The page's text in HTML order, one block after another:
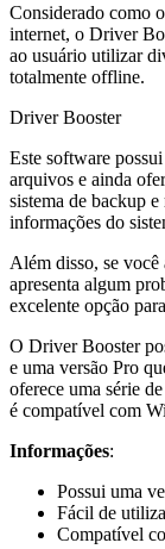
Considerado como
internet, o Driver
ao usuário utilizar
totalmente offline.
Driver Booster
Este software
arquivos e ainda
sistema de backup
informações do
Além disso, se você
apresenta algum
excelente opção
O Driver Booster
e uma versão Pro
oferece uma série
é compatível com
Informações:
Possui uma
Fácil de
Compatível